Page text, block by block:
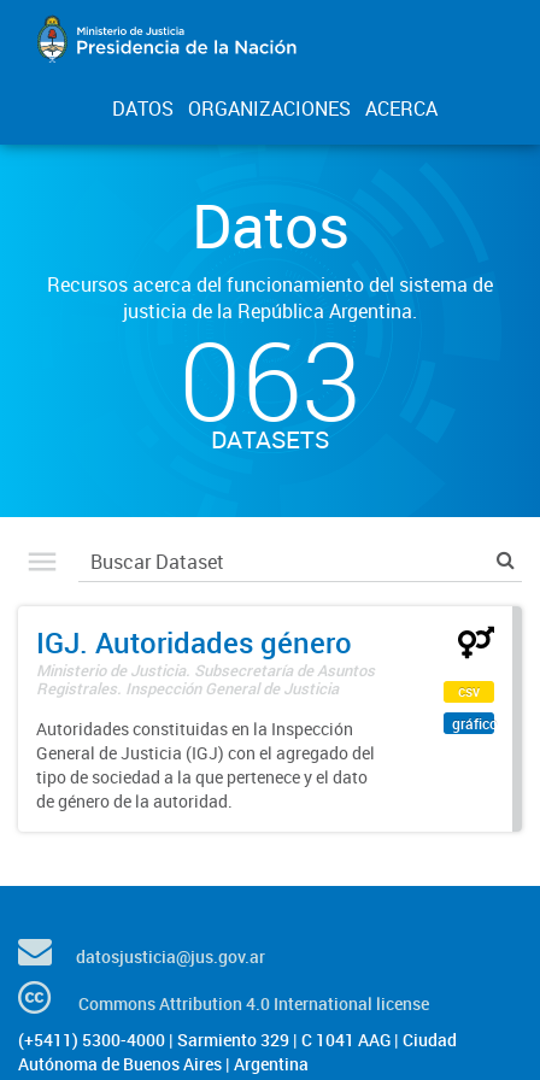
DATOS ORGANIZACIONES ACERCA
Datos
Recursos acerca del funcionamiento del sistema de
justicia de la República Argentina.
063
DATASETS
IGJ. Autoridades género
Ministerio de Justicia. Subsecretaría de Asuntos
Registrales. Inspección General de Justicia
Autoridades constituidas en la Inspección
General de Justicia (IGJ) con el agregado del
tipo de sociedad a la que pertenece y el dato
de género de la autoridad.
csv
gráfico
datosjusticia@jus.gov.ar
Commons Attribution 4.0 International license
(+5411) 5300-4000 | Sarmiento 329 | C 1041 AAG | Ciudad
Autónoma de Buenos Aires | Argentina